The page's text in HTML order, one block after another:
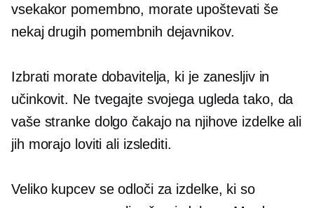
vsekakor pomembno, morate upoštevati še
nekaj drugih pomembnih dejavnikov.
Izbrati morate dobavitelja, ki je zanesljiv in
učinkovit. Ne tvegajte svojega ugleda tako, da
vaše stranke dolgo čakajo na njihove izdelke ali
jih morajo loviti ali izslediti.
Veliko kupcev se odloči za izdelke, ki so